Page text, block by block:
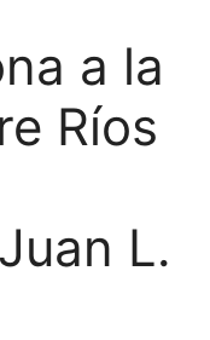
a la
Ríos
L.